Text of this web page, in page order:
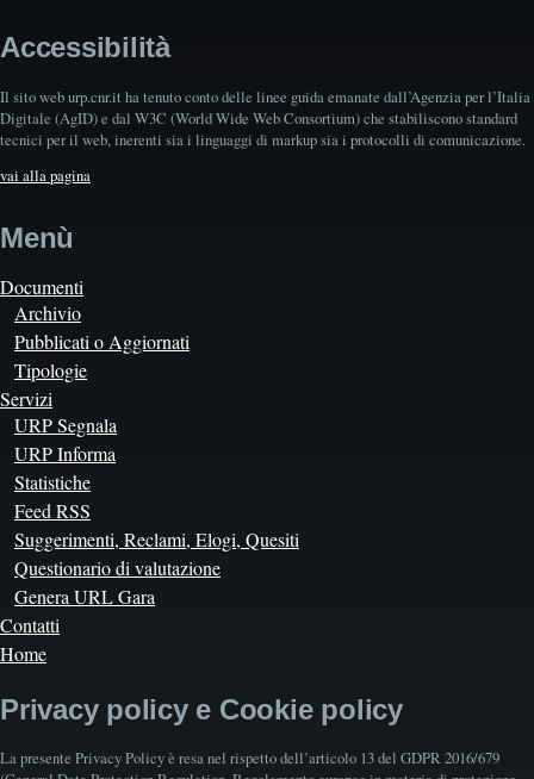
Accessibilità
Il sito web urp.cnr.it ha tenuto conto delle linee guida emanate dall’Agenzia per l’Italia
Digitale (AgID) e dal W3C (World Wide Web Consortium) che stabiliscono standard
tecnici per il web, inerenti sia i linguaggi di markup sia i protocolli di comunicazione.
vai alla pagina
Menù
Documenti
Archivio
Pubblicati o Aggiornati
Tipologie
Servizi
URP Segnala
URP Informa
Statistiche
Feed RSS
Suggerimenti, Reclami, Elogi, Quesiti
Questionario di valutazione
Genera URL Gara
Contatti
Home
Privacy policy e Cookie policy
La presente Privacy Policy è resa nel rispetto dell’articolo 13 del GDPR 2016/679